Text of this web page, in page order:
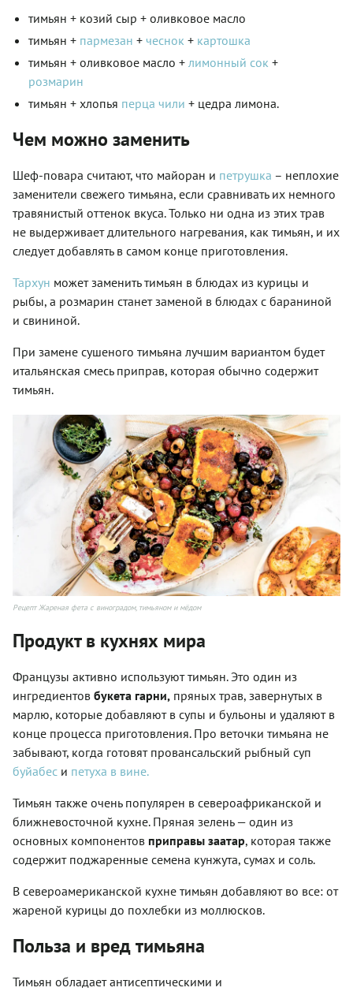
тимьян + козий сыр + оливковое масло
тимьян + пармезан + чеснок + картошка
тимьян + оливковое масло + лимонный сок +
розмарин
тимьян + хлопья перца чили + цедра лимона.
Чем можно заменить
Шеф-повара считают, что майоран и петрушка – неплохие
заменители свежего тимьяна, если сравнивать их немного
травянистый оттенок вкуса. Только ни одна из этих трав
не выдерживает длительного нагревания, как тимьян, и их
следует добавлять в самом конце приготовления.
Тархун может заменить тимьян в блюдах из курицы и
рыбы, а розмарин станет заменой в блюдах с бараниной
и свининой.
При замене сушеного тимьяна лучшим вариантом будет
итальянская смесь приправ, которая обычно содержит
тимьян.
Рецепт Жареная фета с виноградом, тимьяном и мёдом
Продукт в кухнях мира
Французы активно используют тимьян. Это один из
ингредиентов букета гарни, пряных трав, завернутых в
марлю, которые добавляют в супы и бульоны и удаляют в
конце процесса приготовления. Про веточки тимьяна не
забывают, когда готовят провансальский рыбный суп
буйабес и петуха в вине.
Тимьян также очень популярен в североафриканской и
ближневосточной кухне. Пряная зелень — один из
основных компонентов приправы заатар, которая также
содержит поджаренные семена кунжута, сумах и соль.
В североамериканской кухне тимьян добавляют во все: от
жареной курицы до похлебки из моллюсков.
Польза и вред тимьяна
Тимьян обладает антисептическими и